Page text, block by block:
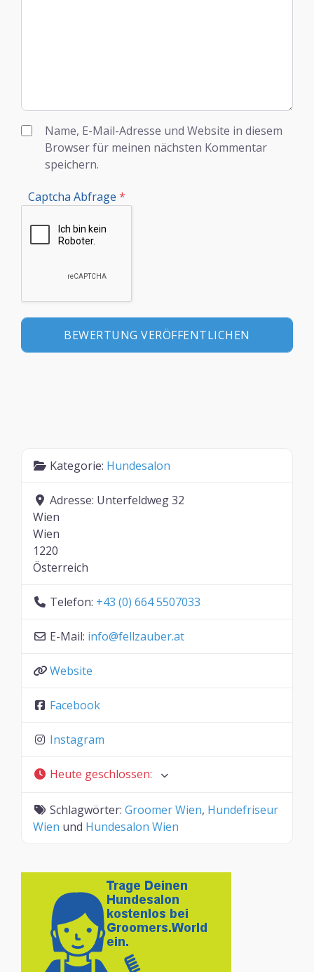
Name, E-Mail-Adresse und Website in diesem
Browser für meinen nächsten Kommentar
speichern.
Captcha Abfrage *
Kategorie: Hundesalon
Adresse: Unterfeldweg 32
Wien
Wien
1220
Österreich
Telefon: +43 (0) 664 5507033
E-Mail: info@fellzauber.at
Website
Facebook
Instagram
Heute geschlossen:
Schlagwörter: Groomer Wien, Hundefriseur
Wien und Hundesalon Wien